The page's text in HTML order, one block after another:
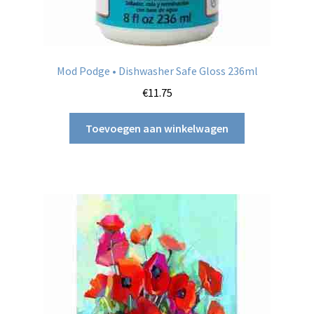
Mod Podge • Dishwasher Safe Gloss 236ml
€11.75
Toevoegen aan winkelwagen